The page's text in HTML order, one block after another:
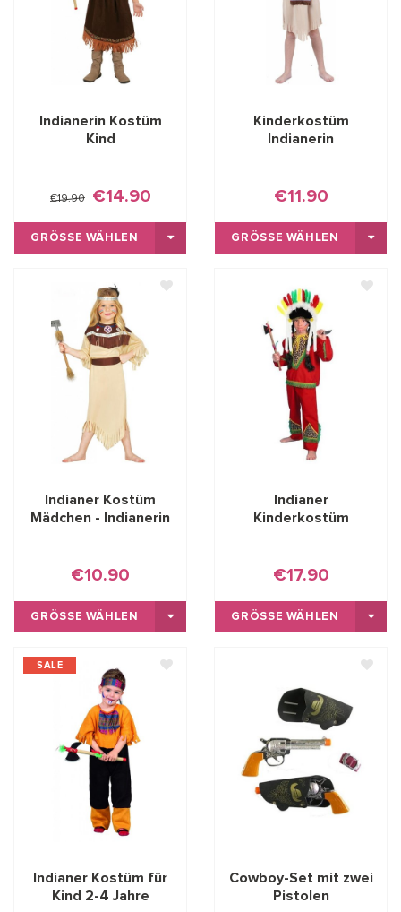
Indianerin Kostüm
Kind
€19.90 €14.90
GRÖSSE WÄHLEN
Kinderkostüm
Indianerin
€11.90
GRÖSSE WÄHLEN
Indianer Kostüm
Mädchen - Indianerin
€10.90
GRÖSSE WÄHLEN
Indianer
Kinderkostüm
€17.90
GRÖSSE WÄHLEN
SALE
Indianer Kostüm für
Kind 2-4 Jahre
Cowboy-Set mit zwei
Pistolen